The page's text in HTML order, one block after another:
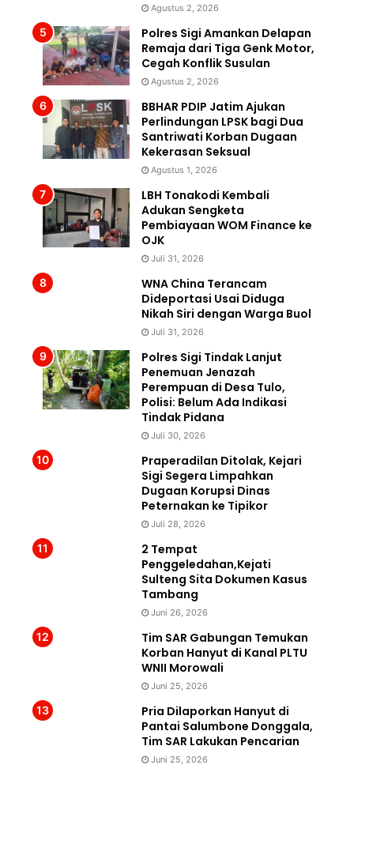
Agustus 2, 2026
Polres Sigi Amankan Delapan
Remaja dari Tiga Genk Motor,
Cegah Konflik Susulan
Agustus 2, 2026
BBHAR PDIP Jatim Ajukan
Perlindungan LPSK bagi Dua
Santriwati Korban Dugaan
Kekerasan Seksual
Agustus 1, 2026
LBH Tonakodi Kembali
Adukan Sengketa
Pembiayaan WOM Finance ke
OJK
Juli 31, 2026
WNA China Terancam
Dideportasi Usai Diduga
Nikah Siri dengan Warga Buol
Juli 31, 2026
Polres Sigi Tindak Lanjut
Penemuan Jenazah
Perempuan di Desa Tulo,
Polisi: Belum Ada Indikasi
Tindak Pidana
Juli 30, 2026
Praperadilan Ditolak, Kejari
Sigi Segera Limpahkan
Dugaan Korupsi Dinas
Peternakan ke Tipikor
Juli 28, 2026
2 Tempat
Penggeledahan,Kejati
Sulteng Sita Dokumen Kasus
Tambang
Juni 26, 2026
Tim SAR Gabungan Temukan
Korban Hanyut di Kanal PLTU
WNII Morowali
Juni 25, 2026
Pria Dilaporkan Hanyut di
Pantai Salumbone Donggala,
Tim SAR Lakukan Pencarian
Juni 25, 2026